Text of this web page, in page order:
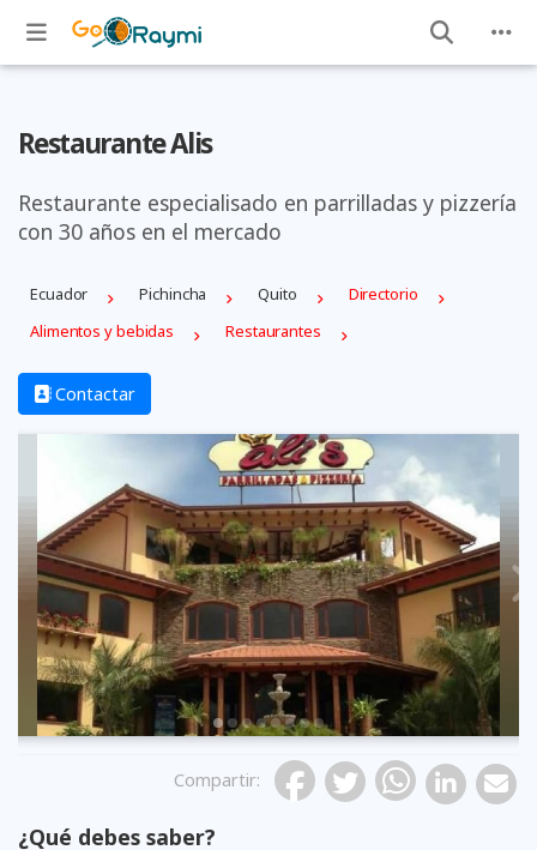
Restaurante Alis
Restaurante especialisado en parrilladas y pizzería
con 30 años en el mercado
Ecuador Pichincha Quito
Directorio
Alimentos y bebidas
Restaurantes
Contactar
Previous
Compartir:
¿Qué debes saber?